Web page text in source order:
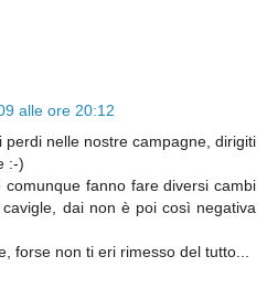
alle ore 20:12
perdi nelle nostre campagne, dirigiti
:-)
fanno fare diversi cambi
dai non è poi così negativa
forse non ti eri rimesso del tutto...